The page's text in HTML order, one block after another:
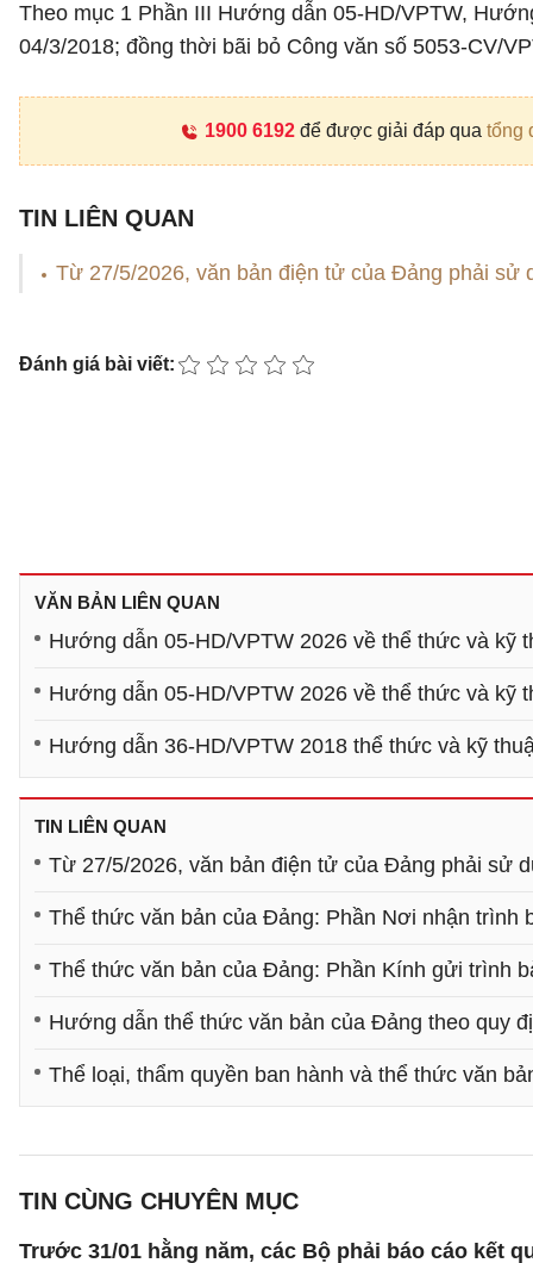
Theo mục 1 Phần III Hướng dẫn 05-HD/VPTW,
04/3/2018; đồng thời bãi bỏ Công văn số 5053-CV/
1900 6192để được giải đáp qua tổng
TIN LIÊN QUAN
Từ 27/5/2026, văn bản điện tử của Đảng phải sử
Đánh giá bài viết:
VĂN BẢN LIÊN QUAN
Hướng dẫn 05-HD/VPTW 2026 về thể thức và kỹ
Hướng dẫn 05-HD/VPTW 2026 về thể thức và kỹ
Hướng dẫn 36-HD/VPTW 2018 thể thức và kỹ
TIN LIÊN QUAN
Từ 27/5/2026, văn bản điện tử của Đảng phải sử
Thể thức văn bản của Đảng: Phần Nơi nhận trình
Thể thức văn bản của Đảng: Phần Kính gửi trình
Hướng dẫn thể thức văn bản của Đảng theo quy
Thể loại, thẩm quyền ban hành và thể thức văn
TIN CÙNG CHUYÊN MỤC
Trước 31/01 hằng năm, các Bộ phải báo cáo kết